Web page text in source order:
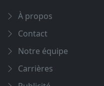
À propos
Contact
Notre équipe
Carrières